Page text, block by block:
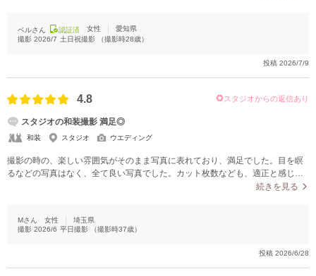
ベルさん 認証済 女性
愛知県
撮影 2026/7 土日祝撮影 （撮影時28歳）
投稿 2026/7/9
4.8 スタジオからの返信あり
スタジオの和装撮影 満足◎
和装 スタジオ ウエディング
撮影の時の、楽しい雰囲気がそのまま写真に表れており、満足でした。目を瞑
るなどの写真はなく、全て良い写真でした。カット枚数なども、適正と感じ良
続きを見る
Mさん 女性
埼玉県
撮影 2026/6 平日撮影 （撮影時37歳）
投稿 2026/6/28